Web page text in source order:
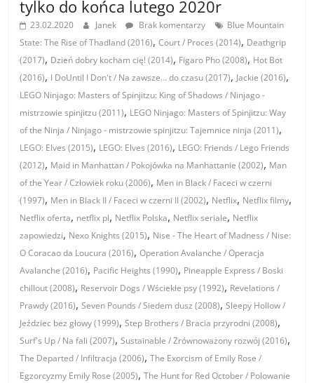
tylko do końca lutego 2020r
23.02.2020 Janek Brak komentarzy
Blue Mountain
State: The Rise of Thadland (2016),Court / Proces (2014), Deathgrip
(2017), Dzień dobry kocham cię! (2014), Figaro Pho (2008), Hot Bot
(2016), I DoUntil I Don't / Na zawsze… do czasu (2017), Jackie (2016),
LEGO Ninjago: Masters of Spinjitzu: King of Shadows / Ninjago -
mistrzowie spinjitzu (2011), LEGO Ninjago: Masters of Spinjitzu: Way
of the Ninja / Ninjago - mistrzowie spinjitzu: Tajemnice ninja (2011),
LEGO: Elves (2015), LEGO: Elves (2016), LEGO: Friends / Lego Friends
(2012), Maid in Manhattan / Pokojówka na Manhattanie (2002), Man
of the Year / Człowiek roku (2006), Men in Black / Faceci w czerni
(1997), Men in Black II / Faceci w czerni II (2002), Netflix, Netflix filmy,
Netflix oferta, netflix pl, Netflix Polska, Netflix seriale, Netflix
zapowiedzi, Nexo Knights (2015), Nise - The Heart of Madness / Nise:
O Coracao da Loucura (2016),Operation Avalanche / Operacja
Avalanche (2016), Pacific Heights (1990), Pineapple Express / Boski
chillout (2008), Reservoir Dogs / Wściekłe psy (1992), Revelations /
Prawdy (2016),Seven Pounds / Siedem dusz (2008),Sleepy Hollow /
Jeździec bez głowy (1999),Step Brothers / Bracia przyrodni (2008),
Surf's Up / Na fali (2007),Sustainable / Zrównoważony rozwój (2016),
The Departed / Infiltracja (2006),The Exorcism of Emily Rose /
Egzorcyzmy Emily Rose (2005),The Hunt for Red October / Polowanie